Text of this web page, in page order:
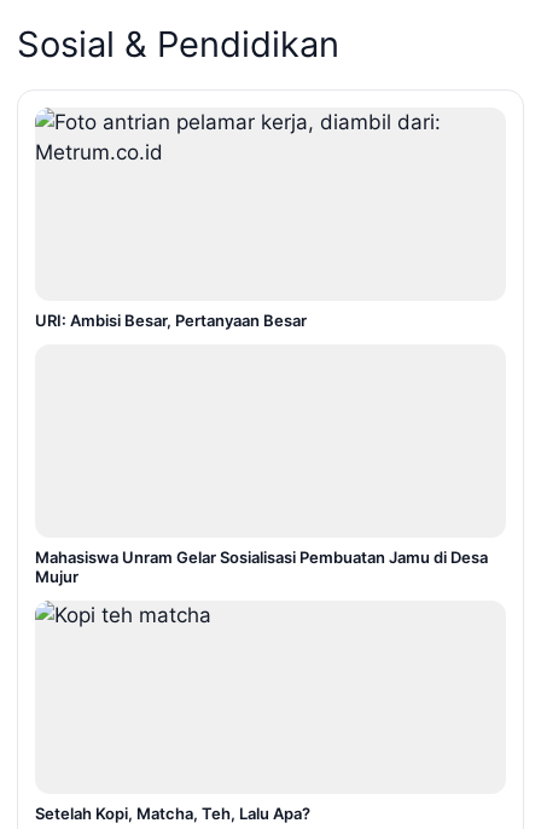
Sosial & Pendidikan
URI: Ambisi Besar, Pertanyaan Besar
Mahasiswa Unram Gelar Sosialisasi Pembuatan Jamu di Desa
Mujur
Setelah Kopi, Matcha, Teh, Lalu Apa?